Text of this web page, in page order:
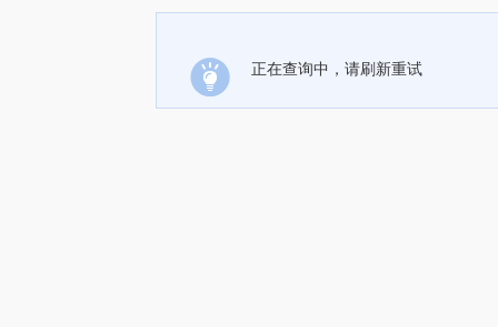
正在查询中，请刷新重试